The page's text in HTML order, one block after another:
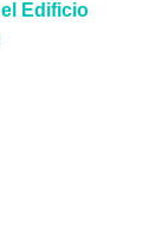
Edificio